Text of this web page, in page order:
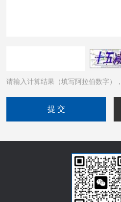
请输入计算结果（填写阿拉伯数字）